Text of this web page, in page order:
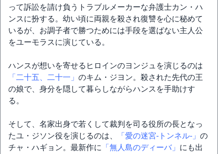
って訴訟を請け負うトラブルメーカーな弁護士カン・ハ
ンスに扮する。幼い頃に両親を殺され復讐を心に秘めて
いるが、お調子者で勝つためには手段を選ばない主人公
をユーモラスに演じている。
ハンスが想いを寄せるヒロインのヨンジュを演じるのは
「二十五、二十一」 のキム・ジヨン。殺された先代の王
の娘で、身分を隠して暮らしながらハンスを手助けす
る。
そして、名家出身で若くして裁判を司る役所の長となっ
たユ・ジソン役を演じるのは、
「愛の迷宮‐トンネル‐」 の
チャ・ハギョン。最新作に
「無人島のディーバ」 にも出